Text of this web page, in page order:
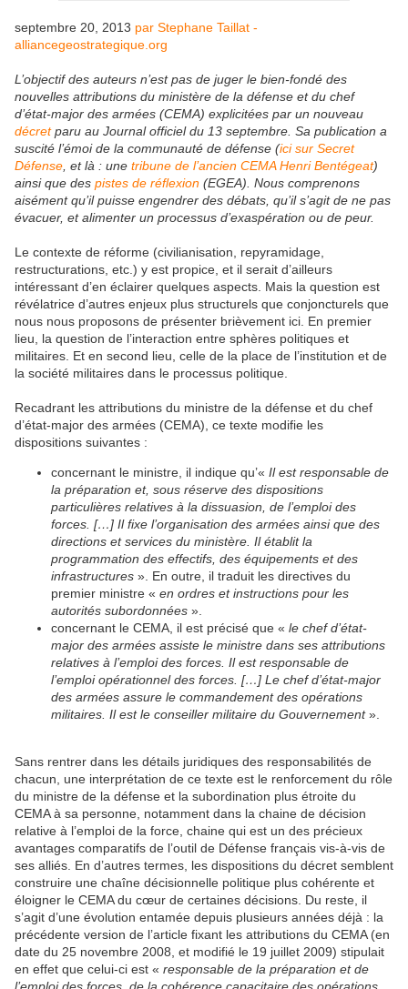
septembre 20, 2013 par Stephane Taillat -
alliancegeostrategique.org
L’objectif des auteurs n’est pas de juger le bien-fondé des
nouvelles attributions du ministère de la défense et du chef
d’état-major des armées (CEMA) explicitées par un nouveau
décretparu au Journal officiel du 13 septembre. Sa publication a
suscité l’émoi de la communauté de défense (ici sur Secret
Défense , et là : une tribune de l’ancien CEMA Henri Bentégeat)
ainsi que des pistes de réflexion (EGEA). Nous comprenons
aisément qu’il puisse engendrer des débats, qu’il s’agit de ne pas
évacuer, et alimenter un processus d’exaspération ou de peur.
Le contexte de réforme (civilianisation, repyramidage,
restructurations, etc.) y est propice, et il serait d’ailleurs
intéressant d’en éclairer quelques aspects. Mais la question est
révélatrice d’autres enjeux plus structurels que conjoncturels que
nous nous proposons de présenter brièvement ici. En premier
lieu, la question de l’interaction entre sphères politiques et
militaires. Et en second lieu, celle de la place de l’institution et de
la société militaires dans le processus politique.
Recadrant les attributions du ministre de la défense et du chef
d’état-major des armées (CEMA), ce texte modifie les
dispositions suivantes :
concernant le ministre, il indique qu’« Il est responsable de
la préparation et, sous réserve des dispositions
particulières relatives à la dissuasion, de l’emploi des
forces. […] Il fixe l’organisation des armées ainsi que des
directions et services du ministère. Il établit la
programmation des effectifs, des équipements et des
infrastructures ». En outre, il traduit les directives du
premier ministre « en ordres et instructions pour les
autorités subordonnées ».
concernant le CEMA, il est précisé que « le chef d’état-
major des armées assiste le ministre dans ses attributions
relatives à l’emploi des forces. Il est responsable de
l’emploi opérationnel des forces. […] Le chef d’état-major
des armées assure le commandement des opérations
militaires. Il est le conseiller militaire du Gouvernement».
Sans rentrer dans les détails juridiques des responsabilités de
chacun, une interprétation de ce texte est le renforcement du rôle
du ministre de la défense et la subordination plus étroite du
CEMA à sa personne, notamment dans la chaine de décision
relative à l’emploi de la force, chaine qui est un des précieux
avantages comparatifs de l’outil de Défense français vis-à-vis de
ses alliés. En d’autres termes, les dispositions du décret semblent
construire une chaîne décisionnelle politique plus cohérente et
éloigner le CEMA du cœur de certaines décisions. Du reste, il
s’agit d’une évolution entamée depuis plusieurs années déjà : la
précédente version de l’article fixant les attributions du CEMA (en
date du 25 novembre 2008, et modifié le 19 juillet 2009) stipulait
en effet que celui-ci est « responsable de la préparation et de